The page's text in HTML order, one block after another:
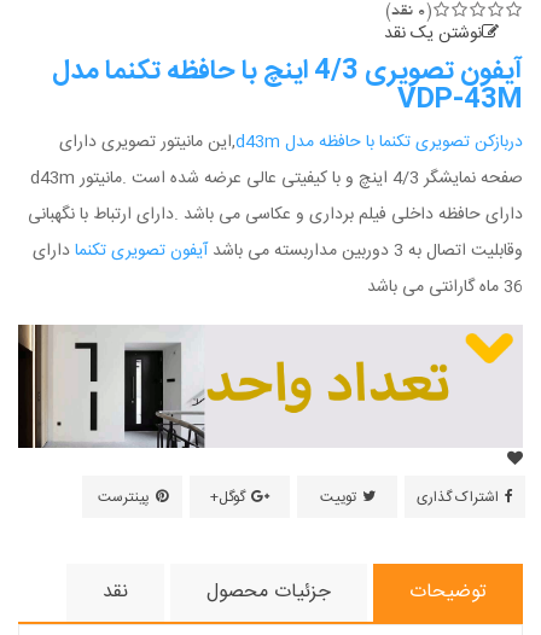
(0 نقد)
نوشتن یک نقد
آیفون تصویری 4/3 اینچ با حافظه تکنما مدل
VDP-43M
دربازکن تصویری تکنما با حافظه مدل d43m
,این مانیتور تصویری دارای
صفحه نمایشگر 4/3 اینچ و با کیفیتی عالی عرضه شده است .مانیتور d43m
دارای حافظه داخلی فیلم برداری و عکاسی می باشد .دارای ارتباط با نگهبانی
وقابلیت اتصال به 3 دوربین مداربسته می باشد
آیفون تصویری تکنمادارای
36 ماه گارانتی می باشد
اشتراک گذاری توییت گوگل+ پینترست
توضیحات جزئیات محصول نقد